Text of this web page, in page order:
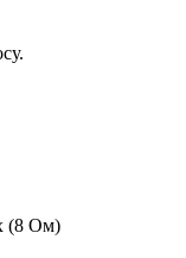
(8 Ом)